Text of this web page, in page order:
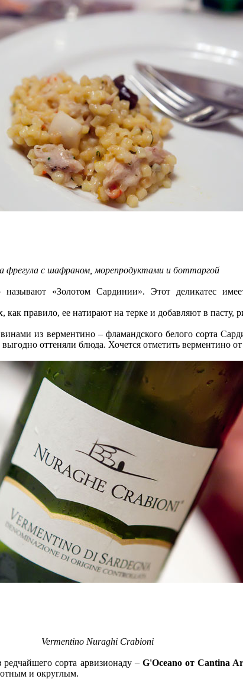
фрегула с шафраном, морепродуктами и боттаргой
называют «Золотом Сардинии». Этот деликатес
как правило, ее натирают на терке и добавляют в пасту,
из верментино – фламандского белого сорта
оттеняли блюда. Хочется отметить верментино от
Vermentino Nuraghi Crabioni
сорта арвизионаду – G'Oceano от Cantina
и округлым.